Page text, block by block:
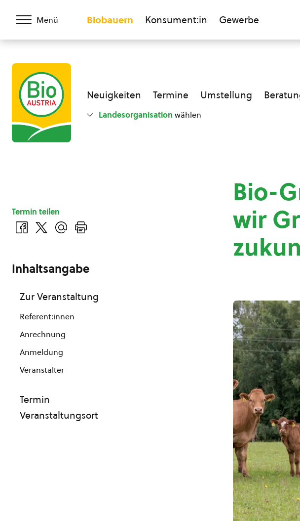
Menü Biobauern Konsument:in Gewerbe
Neuigkeiten Termine Umstellung
Landesorganisation wählen
Bio-
wir
Termin teilen
Inhaltsangabe
Zur Veranstaltung
Referent:innen
Anrechnung
Anmeldung
Veranstalter
Termin
Veranstaltungsort